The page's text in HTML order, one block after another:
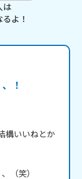
は
よ！
！
構いいねとか
（笑）